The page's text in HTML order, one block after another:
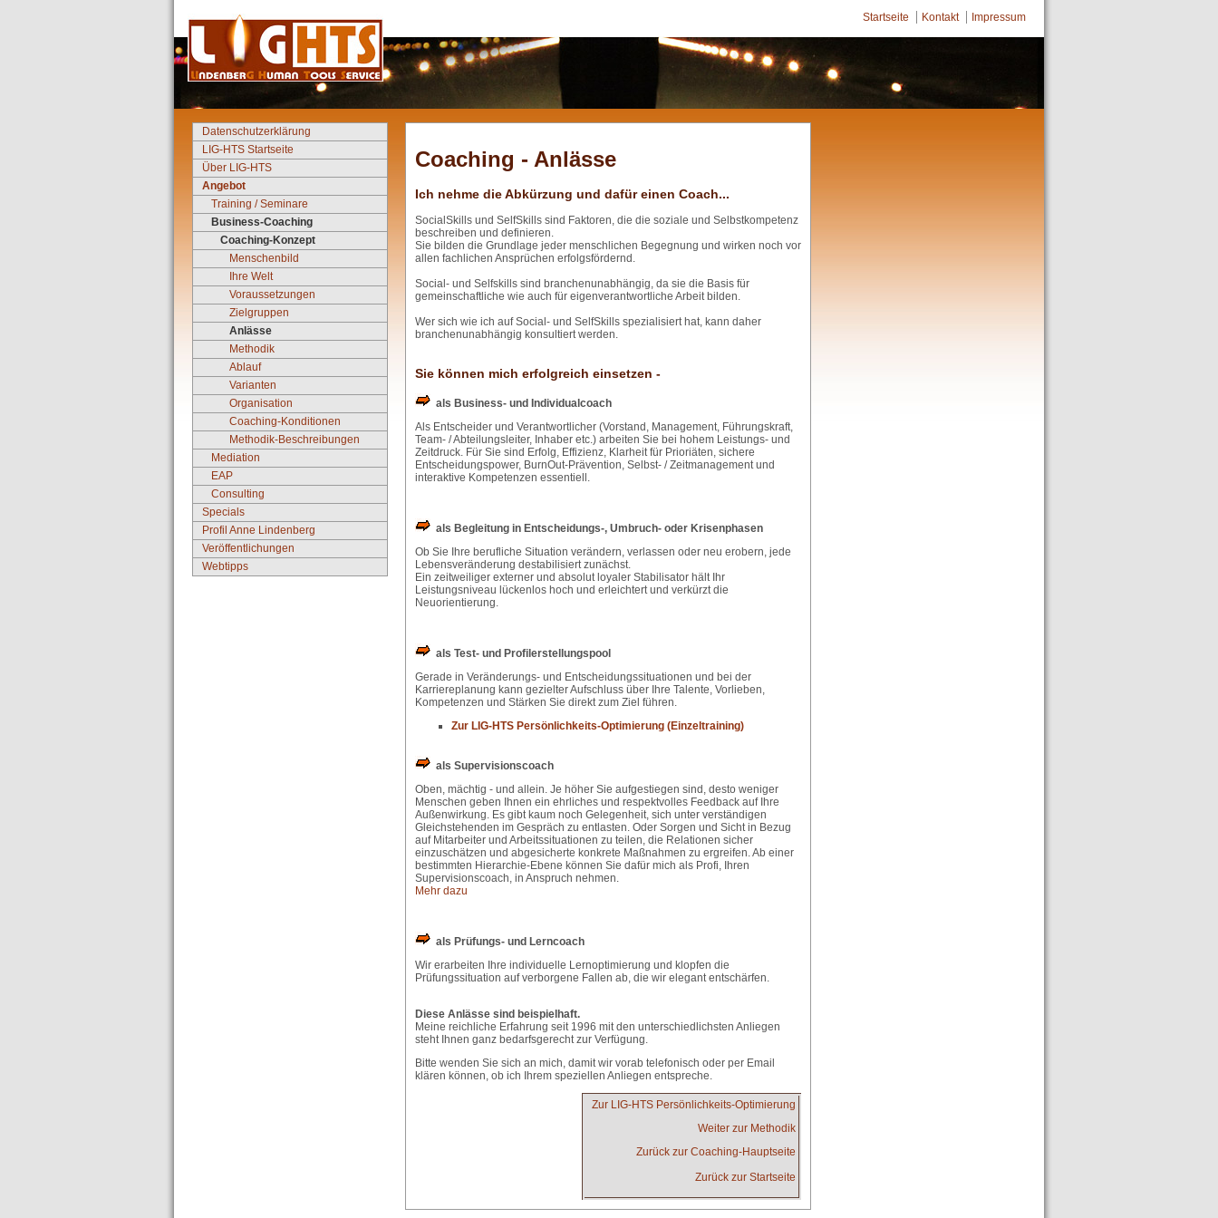
Startseite Kontakt Impressum
Datenschutzerklärung
LIG-HTS Startseite
Über LIG-HTS
Angebot
Training / Seminare
Business-Coaching
Coaching-Konzept
Menschenbild
Ihre Welt
Voraussetzungen
Zielgruppen
Anlässe
Methodik
Ablauf
Varianten
Organisation
Coaching-Konditionen
Methodik-Beschreibungen
Mediation
EAP
Consulting
Specials
Profil Anne Lindenberg
Veröffentlichungen
Webtipps
Coaching - Anlässe
Ich nehme die Abkürzung und dafür einen Coach...
SocialSkills und SelfSkills sind Faktoren, die die soziale und Selbstkompetenz
beschreiben und definieren.
Sie bilden die Grundlage jeder menschlichen Begegnung und wirken noch vor
allen fachlichen Ansprüchen erfolgsfördernd.
Social- und Selfskills sind branchenunabhängig, da sie die Basis für
gemeinschaftliche wie auch für eigenverantwortliche Arbeit bilden.
Wer sich wie ich auf Social- und SelfSkills spezialisiert hat, kann daher
branchenunabhängig konsultiert werden.
Sie können mich erfolgreich einsetzen -
als Business- und Individualcoach
Als Entscheider und Verantwortlicher (Vorstand, Management, Führungskraft,
Team- / Abteilungsleiter, Inhaber etc.) arbeiten Sie bei hohem Leistungs- und
Zeitdruck. Für Sie sind Erfolg, Effizienz, Klarheit für Prioriäten, sichere
Entscheidungspower, BurnOut-Prävention, Selbst- / Zeitmanagement und
interaktive Kompetenzen essentiell.
als Begleitung in Entscheidungs-, Umbruch- oder Krisenphasen
Ob Sie Ihre berufliche Situation verändern, verlassen oder neu erobern, jede
Lebensveränderung destabilisiert zunächst.
Ein zeitweiliger externer und absolut loyaler Stabilisator hält Ihr
Leistungsniveau lückenlos hoch und erleichtert und verkürzt die
Neuorientierung.
als Test- und Profilerstellungspool
Gerade in Veränderungs- und Entscheidungssituationen und bei der
Karriereplanung kann gezielter Aufschluss über Ihre Talente, Vorlieben,
Kompetenzen und Stärken Sie direkt zum Ziel führen.
Zur LIG-HTS Persönlichkeits-Optimierung (Einzeltraining)
als Supervisionscoach
Oben, mächtig - und allein. Je höher Sie aufgestiegen sind, desto weniger
Menschen geben Ihnen ein ehrliches und respektvolles Feedback auf Ihre
Außenwirkung. Es gibt kaum noch Gelegenheit, sich unter verständigen
Gleichstehenden im Gespräch zu entlasten. Oder Sorgen und Sicht in Bezug
auf Mitarbeiter und Arbeitssituationen zu teilen, die Relationen sicher
einzuschätzen und abgesicherte konkrete Maßnahmen zu ergreifen. Ab einer
bestimmten Hierarchie-Ebene können Sie dafür mich als Profi, Ihren
Supervisionscoach, in Anspruch nehmen.
Mehr dazu
als Prüfungs- und Lerncoach
Wir erarbeiten Ihre individuelle Lernoptimierung und klopfen die
Prüfungssituation auf verborgene Fallen ab, die wir elegant entschärfen.
Diese Anlässe sind beispielhaft.
Meine reichliche Erfahrung seit 1996 mit den unterschiedlichsten Anliegen
steht Ihnen ganz bedarfsgerecht zur Verfügung.
Bitte wenden Sie sich an mich, damit wir vorab telefonisch oder per Email
klären können, ob ich Ihrem speziellen Anliegen entspreche.
Zur LIG-HTS Persönlichkeits-Optimierung
Weiter zur Methodik
Zurück zur Coaching-Hauptseite
Zurück zur Startseite